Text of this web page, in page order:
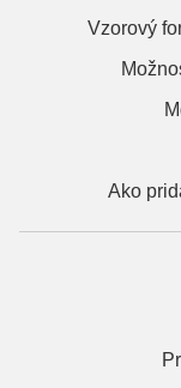
Vzorový
Ako